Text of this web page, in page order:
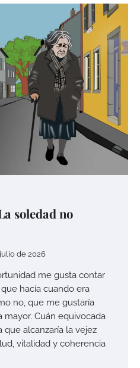
soledad no
de 2026
me gusta contar
hacía cuando era
no, que me gustaría
mayor. Cuán equivocada
que alcanzaría la vejez
vitalidad y coherencia